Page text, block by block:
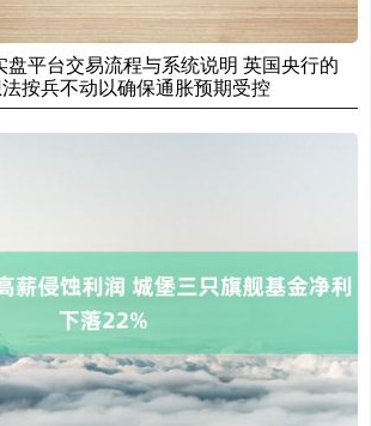
盘平台交易流程与系统说明 英国央行的
按兵不动以确保通胀预期受控